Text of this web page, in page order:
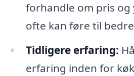
forhandle om pris og
ofte kan føre til
Tidligere erfaring:
erfaring inden for